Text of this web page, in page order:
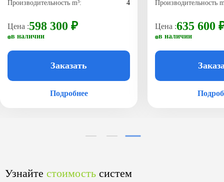
Производительность m³: 4
Цена :598 300 ₽
в наличии
Заказать
Подробнее
Производительность
Цена :635 600
в наличии
Узнайте стоимость систем